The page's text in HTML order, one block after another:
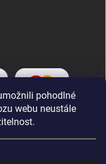
pohodlné
webu neustále